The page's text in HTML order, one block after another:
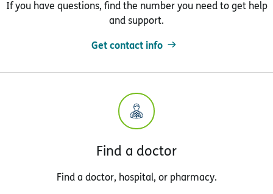
If you have questions, find the number you need to get help
and support.
Get contact info
Find a doctor
Find a doctor, hospital, or pharmacy.